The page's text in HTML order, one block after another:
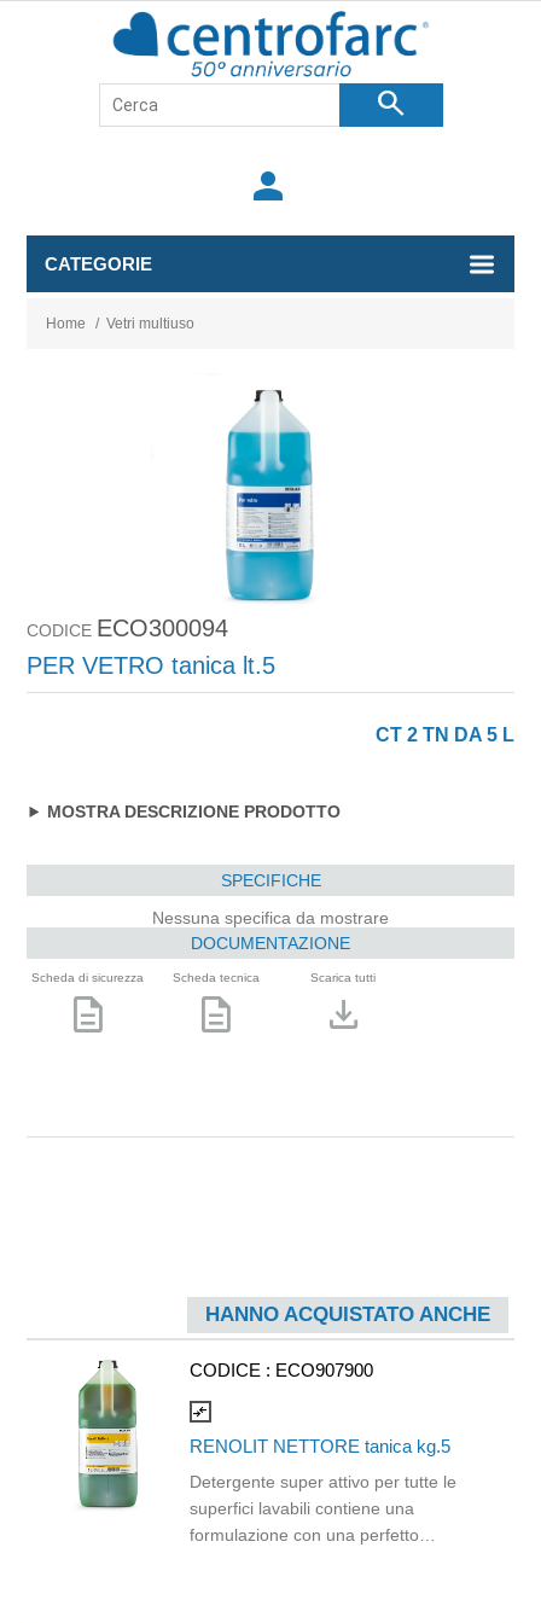
search
person
CATEGORIE
Home / Vetri multiuso
CODICE ECO300094
PER VETRO tanica lt.5
CT 2 TN DA 5 L
MOSTRA DESCRIZIONE PRODOTTO
SPECIFICHE
Nessuna specifica da mostrare
DOCUMENTAZIONE
Scheda di sicurezza
description
Scheda tecnica
description
Scarica tutti
download
HANNO ACQUISTATO ANCHE
CODICE : ECO907900
compare_arrows
RENOLIT NETTORE tanica kg.5
Detergente super attivo per tutte le
superfici lavabili contiene una
formulazione con una perfetto